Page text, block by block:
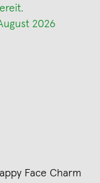
2026
Face Charm